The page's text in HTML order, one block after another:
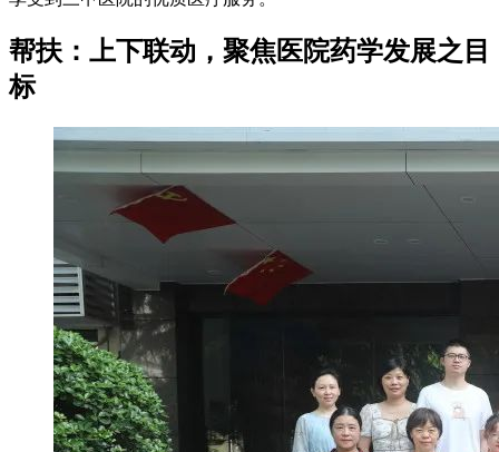
帮扶：上下联动，聚焦医院药学发展之目
标